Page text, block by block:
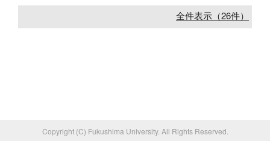
全件表示（26件）
Copyright (C) Fukushima University. All Rights Reserved.